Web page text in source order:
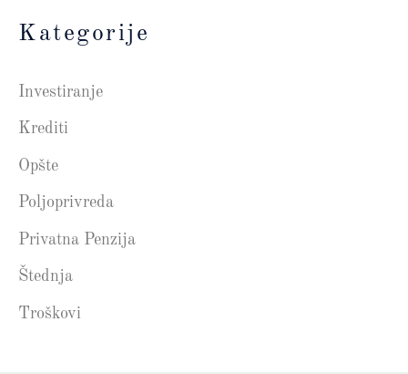
Kategorije
Investiranje
Krediti
Opšte
Poljoprivreda
Privatna Penzija
Štednja
Troškovi